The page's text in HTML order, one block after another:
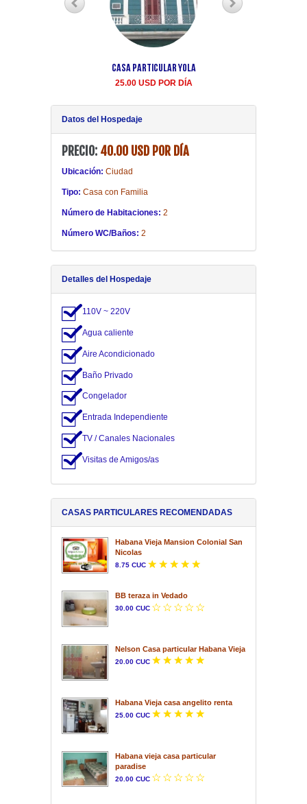
Casa Particular Yola
25.00 USD POR DÍA
Datos del Hospedaje
PRECIO: 40.00 USD POR DÍA
Ubicación: Ciudad
Tipo: Casa con Familia
Número de Habitaciones: 2
Número WC/Baños: 2
Detalles del Hospedaje
110V ~ 220V
Agua caliente
Aire Acondicionado
Baño Privado
Congelador
Entrada Independiente
TV / Canales Nacionales
Visitas de Amigos/as
CASAS PARTICULARES RECOMENDADAS
Habana Vieja Mansion Colonial San
Nicolas
8.75 CUC
BB teraza in Vedado
30.00 CUC
Nelson Casa particular Habana Vieja
20.00 CUC
Habana Vieja casa angelito renta
25.00 CUC
Habana vieja casa particular
paradise
20.00 CUC